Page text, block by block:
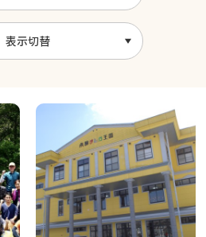
表示切替